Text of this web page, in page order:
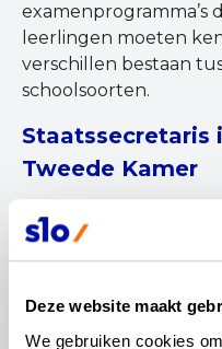
Deze website maakt
We gebruiken cookies
examenprogramma’s
leerlingen moeten
verschillen bestaan
schoolsoorten.
Staatssecretaris
Tweede Kamer
In het onlangs
het ‘vernieuwen van
één van de
oktober 2024 over
reden heeft het